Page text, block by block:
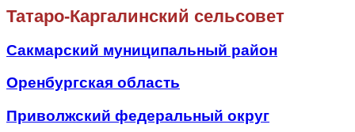
Татаро-Каргалинский сельсовет
Сакмарский муниципальный район
Оренбургская область
Приволжский федеральный округ